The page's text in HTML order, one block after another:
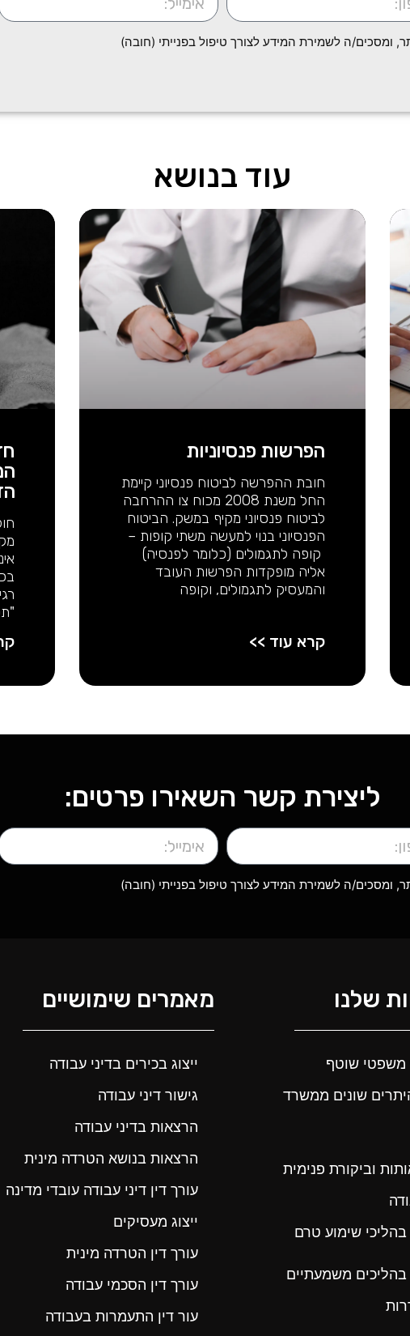
ומסכים/ה לשמירת המידע לצורך טיפול בפנייתי (חובה)
עוד בנושא
הפרשות פנסיוניות
חובת ההפרשה לביטוח פנסיוני קיימת
החל משנת 2008 מכוח צו ההרחבה
לביטוח פנסיוני מקיף במשק. הביטוח
הפנסיוני בנוי למעשה משתי קופות –
קופה לתגמולים (כלומר לפנסיה)
אליה מופקדות הפרשות העובד
והמעסיק לתגמולים, וקופה
קרא עוד >>
ליצירת קשר השאירו פרטים:
ומסכים/ה לשמירת המידע לצורך טיפול בפנייתי (חובה)
שלנו
משפטי שוטף
שונים ממשרד
וביקורת פנימית
בהליכי שימוע טרם
בהליכים משמעתיים
מאמרים שימושיים
ייצוג בכירים בדיני עבודה
גישור דיני עבודה
הרצאות בדיני עבודה
הרצאות בנושא הטרדה מינית
עורך דין דיני עבודה עובדי מדינה
ייצוג מעסיקים
עורך דין הטרדה מינית
עורך דין הסכמי עבודה
עור דין התעמרות בעבודה